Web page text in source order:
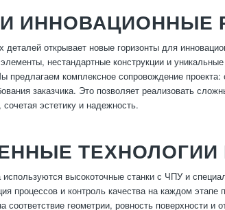
ИННОВАЦИОННЫЕ
деталей открывает новые горизонты для
нестандартные конструкции и
предлагаем комплексное сопровождение проекта:
заказчика. Это позволяет реализовать
эстетику и надежность.
ТЕХНОЛОГИИ
используются высокоточные станки с ЧПУ и
процессов и контроль качества на каждом
соответствие геометрии, ровность поверхности